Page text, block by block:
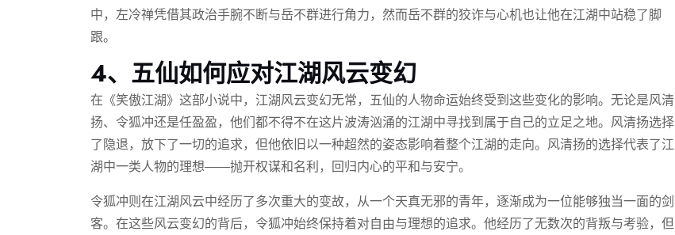
中，左冷禅凭借其政治手腕不断与岳不群进行角力，然而岳不群的狡诈与心机也让他在江湖中站稳了脚
跟。
4、五仙如何应对江湖风云变幻
在《笑傲江湖》这部小说中，江湖风云变幻无常，五仙的人物命运始终受到这些变化的影响。无论是风清
扬、令狐冲还是任盈盈，他们都不得不在这片波涛汹涌的江湖中寻找到属于自己的立足之地。风清扬选择
了隐退，放下了一切的追求，但他依旧以一种超然的姿态影响着整个江湖的走向。风清扬的选择代表了江
湖中一类人物的理想——抛开权谋和名利，回归内心的平和与安宁。
令狐冲则在江湖风云中经历了多次重大的变故，从一个天真无邪的青年，逐渐成为一位能够独当一面的剑
客。在这些风云变幻的背后，令狐冲始终保持着对自由与理想的追求。他经历了无数次的背叛与考验，但